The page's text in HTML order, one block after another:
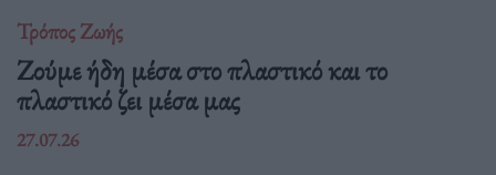
Τρόπος Ζωής
Ζούμε ήδη μέσα στο πλαστικό και το
πλαστικό ζει μέσα μας
27.07.26